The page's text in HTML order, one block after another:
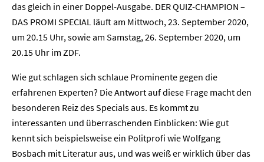
das gleich in einer Doppel-Ausgabe. DER QUIZ-CHAMPION –
DAS PROMI SPECIAL läuft am Mittwoch, 23. September 2020,
um 20.15 Uhr, sowie am Samstag, 26. September 2020, um
20.15 Uhr im ZDF.
Wie gut schlagen sich schlaue Prominente gegen die
erfahrenen Experten? Die Antwort auf diese Frage macht den
besonderen Reiz des Specials aus. Es kommt zu
interessanten und überraschenden Einblicken: Wie gut
kennt sich beispielsweise ein Politprofi wie Wolfgang
Bosbach mit Literatur aus, und was weiß er wirklich über das